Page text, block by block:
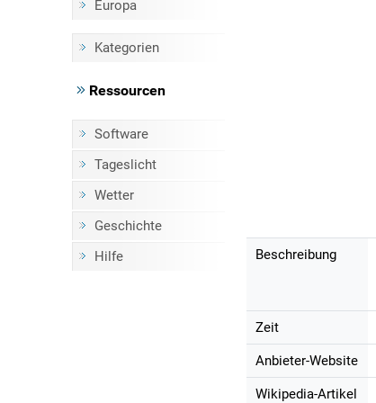
Europa
Kategorien
Ressourcen
Software
Tageslicht
Wetter
Geschichte
Hilfe
Beschreibung
Zeit
Anbieter-Website
Wikipedia-Artikel